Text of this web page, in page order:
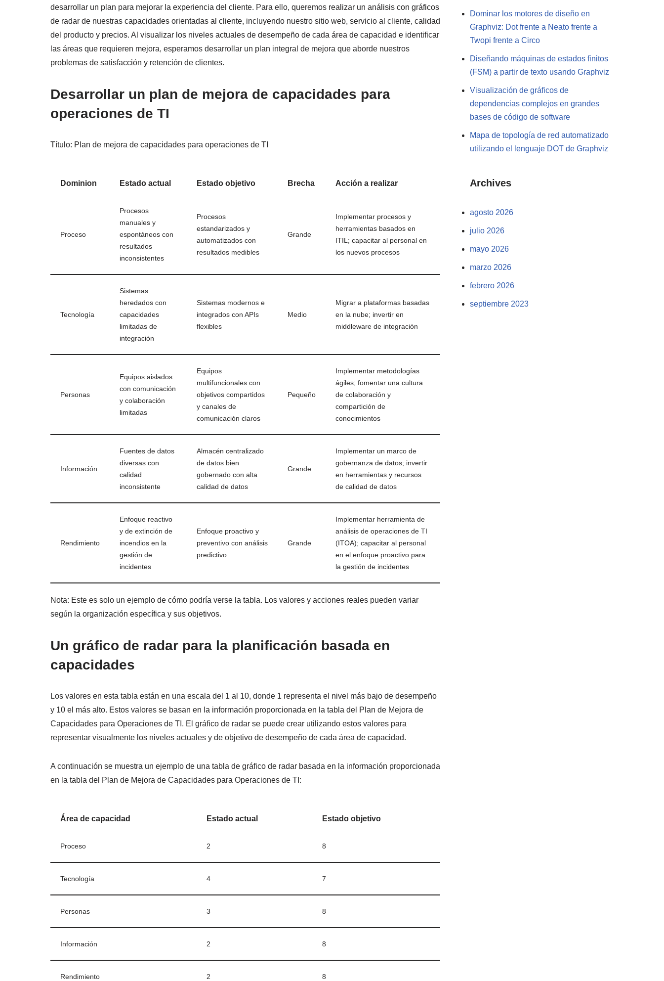
desarrollar un plan para mejorar la experiencia del cliente. Para ello, queremos realizar un análisis con gráficos
de radar de nuestras capacidades orientadas al cliente, incluyendo nuestro sitio web, servicio al cliente, calidad
del producto y precios. Al visualizar los niveles actuales de desempeño de cada área de capacidad e identificar
las áreas que requieren mejora, esperamos desarrollar un plan integral de mejora que aborde nuestros
problemas de satisfacción y retención de clientes.
Desarrollar un plan de mejora de capacidades para
operaciones de TI
Título: Plan de mejora de capacidades para operaciones de TI
Dominion Estado actual Estado objetivo Brecha Acción a realizar
Proceso
Procesos
manuales y
espontáneos con
resultados
inconsistentes
Procesos
estandarizados y
automatizados con
resultados medibles
Grande
Implementar procesos y
herramientas basados en
ITIL; capacitar al personal en
los nuevos procesos
Tecnología
Sistemas
heredados con
capacidades
limitadas de
integración
Sistemas modernos e
integrados con APIs
flexibles
Medio
Migrar a plataformas basadas
en la nube; invertir en
middleware de integración
Personas
Equipos aislados
con comunicación
y colaboración
limitadas
Equipos
multifuncionales con
objetivos compartidos
y canales de
comunicación claros
Pequeño
Implementar metodologías
ágiles; fomentar una cultura
de colaboración y
compartición de
conocimientos
Información
Fuentes de datos
diversas con
calidad
inconsistente
Almacén centralizado
de datos bien
gobernado con alta
calidad de datos
Grande
Implementar un marco de
gobernanza de datos; invertir
en herramientas y recursos
de calidad de datos
Rendimiento
Enfoque reactivo
y de extinción de
incendios en la
gestión de
incidentes
Enfoque proactivo y
preventivo con análisis
predictivo
Grande
Implementar herramienta de
análisis de operaciones de TI
(ITOA); capacitar al personal
en el enfoque proactivo para
la gestión de incidentes
Nota: Este es solo un ejemplo de cómo podría verse la tabla. Los valores y acciones reales pueden variar
según la organización específica y sus objetivos.
Un gráfico de radar para la planificación basada en
capacidades
Los valores en esta tabla están en una escala del 1 al 10, donde 1 representa el nivel más bajo de desempeño
y 10 el más alto. Estos valores se basan en la información proporcionada en la tabla del Plan de Mejora de
Capacidades para Operaciones de TI. El gráfico de radar se puede crear utilizando estos valores para
representar visualmente los niveles actuales y de objetivo de desempeño de cada área de capacidad.
A continuación se muestra un ejemplo de una tabla de gráfico de radar basada en la información proporcionada
en la tabla del Plan de Mejora de Capacidades para Operaciones de TI:
Área de capacidad Estado actual Estado objetivo
Proceso 2 8
Tecnología 4 7
Personas 3 8
Información 2 8
Rendimiento 2 8
Dominar los motores de diseño en
Graphviz: Dot frente a Neato frente a
Twopi frente a Circo
Diseñando máquinas de estados finitos
(FSM) a partir de texto usando Graphviz
Visualización de gráficos de
dependencias complejos en grandes
bases de código de software
Mapa de topología de red automatizado
utilizando el lenguaje DOT de Graphviz
Archives
agosto 2026
julio 2026
mayo 2026
marzo 2026
febrero 2026
septiembre 2023